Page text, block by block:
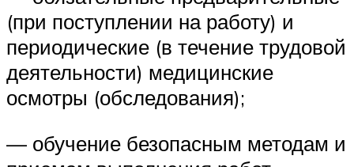
(при поступлении на работу) и
периодические (в течение трудовой
деятельности) медицинские
осмотры (обследования);
— обучение безопасным методам и